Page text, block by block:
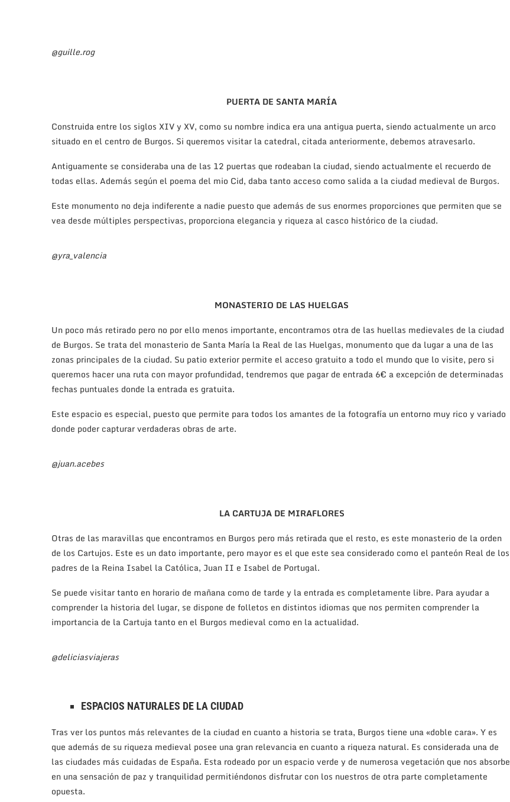
@guille.rog
PUERTA DE SANTA MARÍA
Construida entre los siglos XIV y XV, como su nombre indica era una antigua puerta, siendo actualmente un arco
situado en el centro de Burgos. Si queremos visitar la catedral, citada anteriormente, debemos atravesarlo.
Antiguamente se consideraba una de las 12 puertas que rodeaban la ciudad, siendo actualmente el recuerdo de
todas ellas. Además según el poema del mio Cid, daba tanto acceso como salida a la ciudad medieval de Burgos.
Este monumento no deja indiferente a nadie puesto que además de sus enormes proporciones que permiten que se
vea desde múltiples perspectivas, proporciona elegancia y riqueza al casco histórico de la ciudad.
@yra_valencia
MONASTERIO DE LAS HUELGAS
Un poco más retirado pero no por ello menos importante, encontramos otra de las huellas medievales de la ciudad
de Burgos. Se trata del monasterio de Santa María la Real de las Huelgas, monumento que da lugar a una de las
zonas principales de la ciudad. Su patio exterior permite el acceso gratuito a todo el mundo que lo visite, pero si
queremos hacer una ruta con mayor profundidad, tendremos que pagar de entrada 6€ a excepción de determinadas
fechas puntuales donde la entrada es gratuita.
Este espacio es especial, puesto que permite para todos los amantes de la fotografía un entorno muy rico y variado
donde poder capturar verdaderas obras de arte.
@juan.acebes
LA CARTUJA DE MIRAFLORES
Otras de las maravillas que encontramos en Burgos pero más retirada que el resto, es este monasterio de la orden
de los Cartujos. Este es un dato importante, pero mayor es el que este sea considerado como el panteón Real de los
padres de la Reina Isabel la Católica, Juan II e Isabel de Portugal.
Se puede visitar tanto en horario de mañana como de tarde y la entrada es completamente libre. Para ayudar a
comprender la historia del lugar, se dispone de folletos en distintos idiomas que nos permiten comprender la
importancia de la Cartuja tanto en el Burgos medieval como en la actualidad.
@deliciasviajeras
ESPACIOS NATURALES DE LA CIUDAD
Tras ver los puntos más relevantes de la ciudad en cuanto a historia se trata, Burgos tiene una «doble cara». Y es
que además de su riqueza medieval posee una gran relevancia en cuanto a riqueza natural. Es considerada una de
las ciudades más cuidadas de España. Esta rodeado por un espacio verde y de numerosa vegetación que nos absorbe
en una sensación de paz y tranquilidad permitiéndonos disfrutar con los nuestros de otra parte completamente
opuesta.